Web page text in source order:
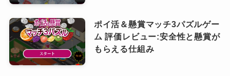
ポイ活＆懸賞マッチ3パズルゲー
ム 評価レビュー:安全性と懸賞が
もらえる仕組み